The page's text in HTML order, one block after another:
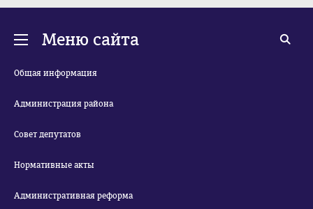
Меню сайта
Общая информация
Администрация района
Совет депутатов
Нормативные акты
Административная реформа